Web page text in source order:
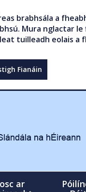
brabhsála a
Mura nglactar
tuilleadh eolais a
Fianáin
ar